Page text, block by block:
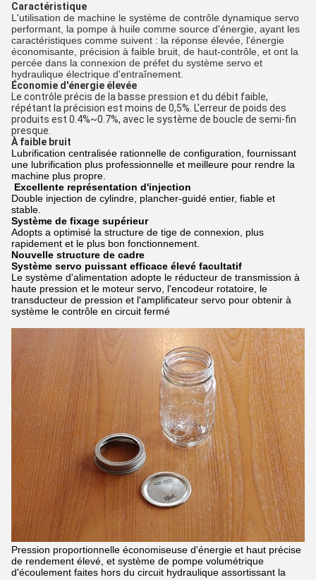
Caractéristique
L'utilisation de machine le système de contrôle dynamique servo
performant, la pompe à huile comme source d'énergie, ayant les
caractéristiques comme suivent : la réponse élevée, l'énergie
économisante, précision à faible bruit, de haut-contrôle, et ont la
percée dans la connexion de préfet du système servo et
hydraulique électrique d'entraînement.
Économie d'énergie élevée
Le contrôle précis de la basse pression et du débit faible,
répétant la précision est moins de 0,5%. L'erreur de poids des
produits est 0.4%~0.7%, avec le système de boucle de semi-fin
presque.
À faible bruit
Lubrification centralisée rationnelle de configuration, fournissant
une lubrification plus professionnelle et meilleure pour rendre la
machine plus propre.
Excellente représentation d'injection
Double injection de cylindre, plancher-guidé entier, fiable et
stable.
Système de fixage supérieur
Adopts a optimisé la structure de tige de connexion, plus
rapidement et le plus bon fonctionnement.
Nouvelle structure de cadre
Système servo puissant efficace élevé facultatif
Le système d'alimentation adopte le réducteur de transmission à
haute pression et le moteur servo, l'encodeur rotatoire, le
transducteur de pression et l'amplificateur servo pour obtenir à
système le contrôle en circuit fermé
Pression proportionnelle économiseuse d'énergie et haut précise
de rendement élevé, et système de pompe volumétrique
d'écoulement faites hors du circuit hydraulique assortissant la